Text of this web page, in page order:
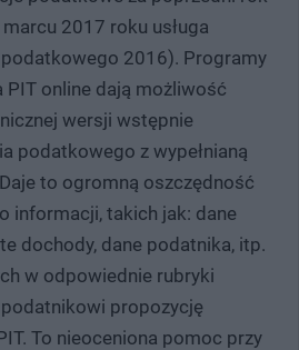
2017 roku usługa
2016). Programy
PIT online dają możliwość
wersji wstępnie
podatkowego z wypełnianą
to ogromną oszczędność
informacji, takich jak: dane
dochody, dane podatnika, itp.
w odpowiednie rubryki
propozycję
To nieoceniona pomoc przy